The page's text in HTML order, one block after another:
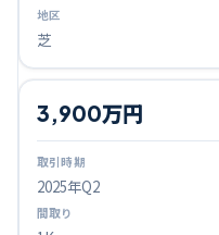
芝
2025年Q2
3,900万円